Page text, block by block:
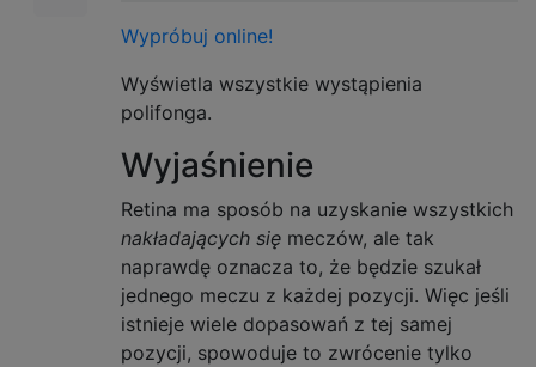
Wypróbuj online!
Wyświetla wszystkie wystąpienia
polifonga.
Wyjaśnienie
Retina ma sposób na uzyskanie wszystkich
nakładających się meczów, ale tak
naprawdę oznacza to, że będzie szukał
jednego meczu z każdej pozycji. Więc jeśli
istnieje wiele dopasowań z tej samej
pozycji, spowoduje to zwrócenie tylko